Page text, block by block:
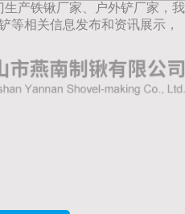
产铁锹厂家、户外铲厂家，我
等相关信息发布和资讯展示，